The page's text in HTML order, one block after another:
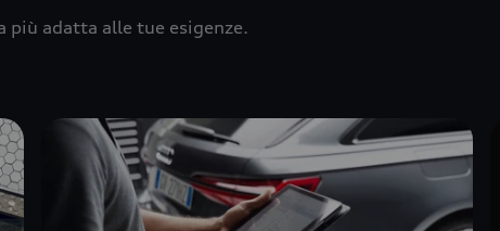
adatta alle tue esigenze.